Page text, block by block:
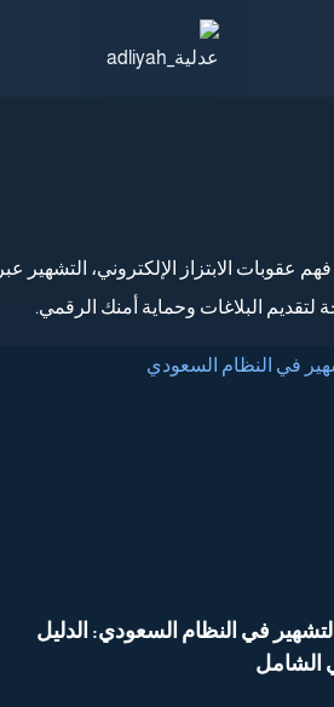
الابتزاز الإلكتروني، التشهير عبر
البلاغات وحماية أمنك الرقمي.
في النظام السعودي: الدليل
الشامل